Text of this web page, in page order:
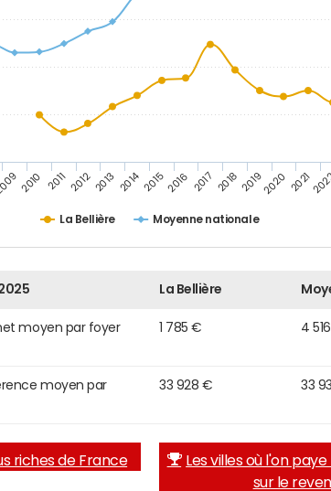
La Bellière Moyenne nationale
2010 2011 20122013 201420152016 2017 201820192020 2021
La Bellière
moyen par foyer
1 785 € 4
moyen par
33 928 € 33
riches de France
Les villes où l'on
sur le